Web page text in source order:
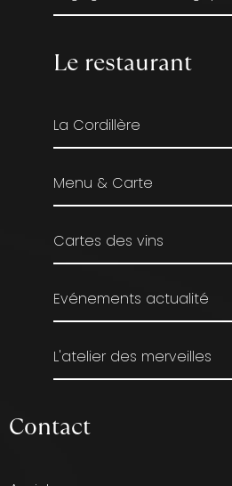
Le restaurant
La Cordillère
Menu & Carte
Cartes des vins
Evénements actualité
L'atelier des merveilles
Contact